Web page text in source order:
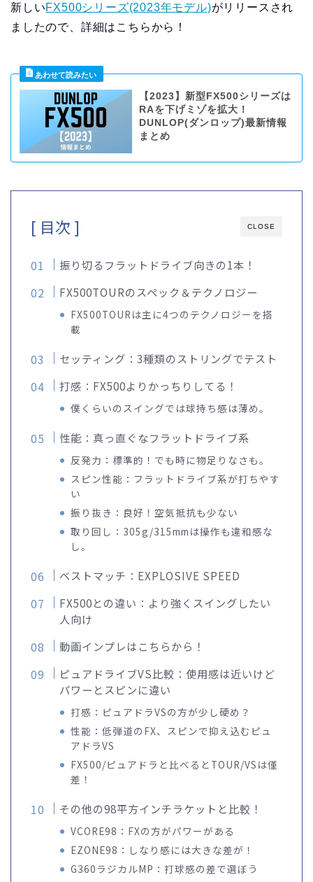
新しいFX500シリーズ(2023年モデル)がリリースされ
ましたので、詳細はこちらから！
【2023】新型FX500シリーズは
RAを下げミゾを拡大！
DUNLOP(ダンロップ)最新情報
まとめ
CLOSE
[ 目次 ]
振り切るフラットドライブ向きの1本！
FX500TOURのスペック＆テクノロジー
FX500TOURは主に4つのテクノロジーを搭
載
セッティング：3種類のストリングでテスト
打感：FX500よりかっちりしてる！
僕くらいのスイングでは球持ち感は薄め。
性能：真っ直ぐなフラットドライブ系
反発力：標準的！でも時に物足りなさも。
スピン性能：フラットドライブ系が打ちやす
い
振り抜き：良好！空気抵抗も少ない
取り回し：305g/315mmは操作も違和感な
し。
ベストマッチ：EXPLOSIVE SPEED
FX500との違い：より強くスイングしたい
人向け
動画インプレはこちらから！
ピュアドライブVS比較：使用感は近いけど
パワーとスピンに違い
打感：ピュアドラVSの方が少し硬め？
性能：低弾道のFX、スピンで抑え込むピュ
アドラVS
FX500/ピュアドラと比べるとTOUR/VSは僅
差！
その他の98平方インチラケットと比較！
VCORE98：FXの方がパワーがある
EZONE98：しなり感には大きな差が！
G360ラジカルMP：打球感の差で選ぼう